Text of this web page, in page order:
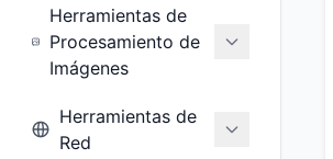
Herramientas de
Procesamiento de
Imágenes
Herramientas de
Red